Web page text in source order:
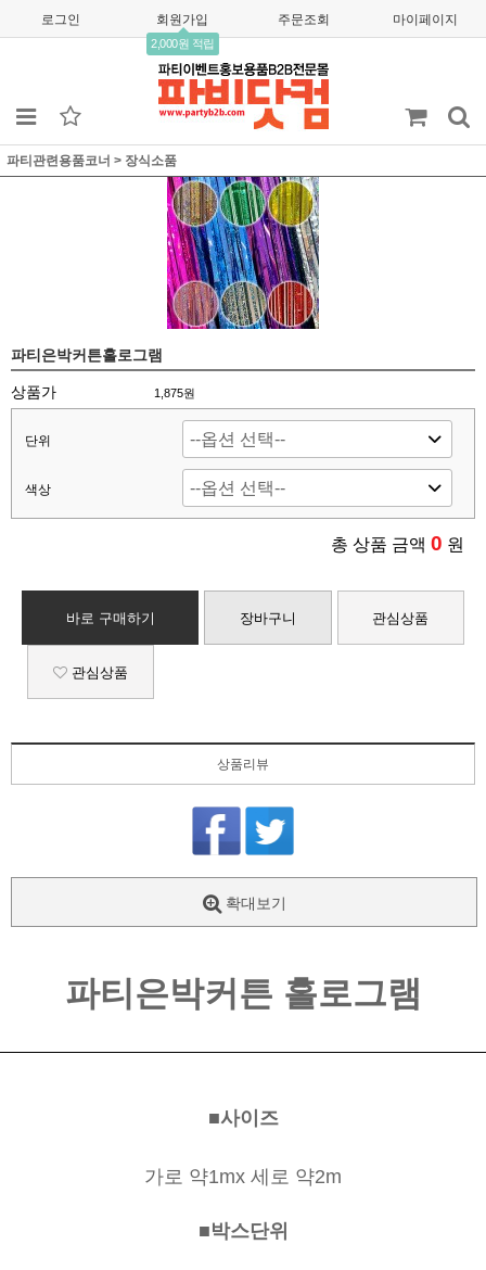
로그인 회원가입
2,000원 적립
주문조회 마이페이지
파티관련용품코너 > 장식소품
파티은박커튼홀로그램
상품가 1,875원
단위
색상
총 상품 금액 0 원
바로 구매하기 장바구니 관심상품
관심상품
상품리뷰
확대보기
파티은박커튼 홀로그램
■사이즈
가로 약1mx 세로 약2m
■박스단위